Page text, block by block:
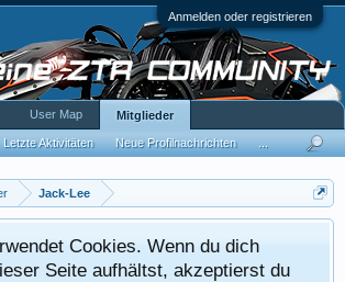
Anmelden oder registrieren
Jack-Lee
Cookies. Wenn du dich
Seite aufhältst, akzeptierst du
User Map Mitglieder
Letzte Aktivitäten Neue Profilnachrichten